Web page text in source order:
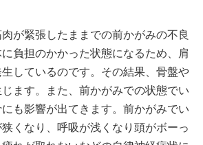
が緊張したままでの前かがみの不良
負担のかかった状態になるため、肩
しているのです。その結果、骨盤や
ます。また、前かがみでの状態でい
も影響が出てきます。前かがみでい
くなり、呼吸が浅くなり頭がボーっ